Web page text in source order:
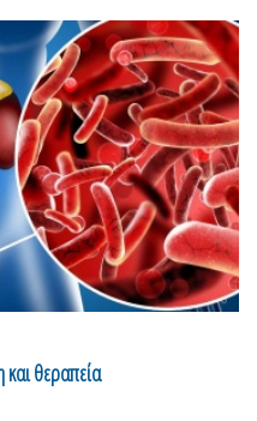
και θεραπεία